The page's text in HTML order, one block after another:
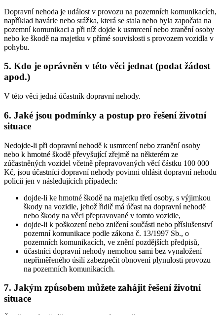
Dopravní nehoda je událost v provozu na pozemních komunikacích,
například havárie nebo srážka, která se stala nebo byla započata na
pozemní komunikaci a při níž dojde k usmrcení nebo zranění osoby
nebo ke škodě na majetku v přímé souvislosti s provozem vozidla v
pohybu.
5. Kdo je oprávněn v této věci jednat (podat žádost
apod.)
V této věci jedná účastník dopravní nehody.
6. Jaké jsou podmínky a postup pro řešení životní
situace
Nedojde-li při dopravní nehodě k usmrcení nebo zranění osoby
nebo k hmotné škodě převyšující zřejmě na některém ze
zúčastněných vozidel včetně přepravovaných věcí částku 100 000
Kč, jsou účastníci dopravní nehody povinni ohlásit dopravní nehodu
policii jen v následujících případech:
dojde-li ke hmotné škodě na majetku třetí osoby, s výjimkou
škody na vozidle, jehož řidič má účast na dopravní nehodě
nebo škody na věci přepravované v tomto vozidle,
dojde-li k poškození nebo zničení součásti nebo příslušenství
pozemní komunikace podle zákona č. 13/1997 Sb., o
pozemních komunikacích, ve znění pozdějších předpisů,
účastníci dopravní nehody nemohou sami bez vynaložení
nepřiměřeného úsilí zabezpečit obnovení plynulosti provozu
na pozemních komunikacích.
7. Jakým způsobem můžete zahájit řešení životní
situace